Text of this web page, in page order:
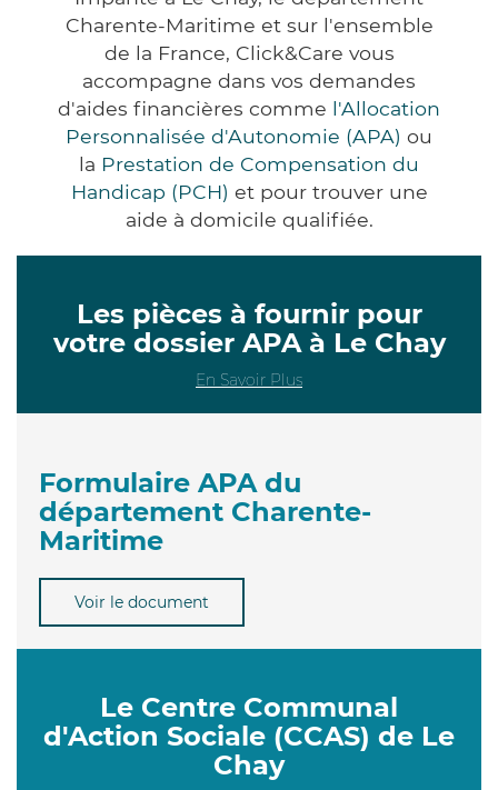
Charente-Maritime et sur l'ensemble
de la France, Click&Care vous
accompagne dans vos demandes
d'aides financières comme l'Allocation
Personnalisée d'Autonomie (APA) ou
la Prestation de Compensation du
Handicap (PCH) et pour trouver une
aide à domicile qualifiée.
Les pièces à fournir pour
votre dossier APA à Le Chay
En Savoir Plus
Formulaire APA du
département Charente-
Maritime
Voir le document
Le Centre Communal
d'Action Sociale (CCAS) de Le
Chay